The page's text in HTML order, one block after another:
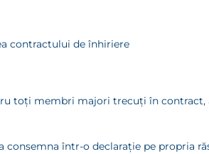
contractului de înhiriere
toţi membri majori trecuţi în
într-o declaraţie pe propria